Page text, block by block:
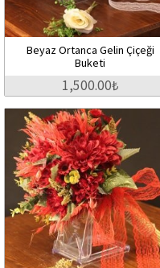
Beyaz Ortanca Gelin Çiçeği
Buketi
1,500.00₺